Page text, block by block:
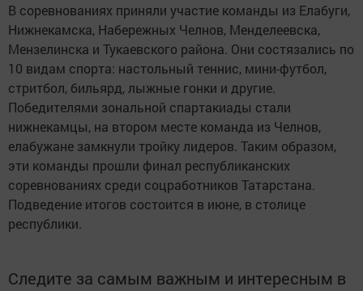
В соревнованиях приняли участие команды из Елабуги,
Нижнекамска, Набережных Челнов, Менделеевска,
Мензелинска и Тукаевского района. Они состязались по
10 видам спорта: настольный теннис, мини-футбол,
стритбол, бильярд, лыжные гонки и другие.
Победителями зональной спартакиады стали
нижнекамцы, на втором месте команда из Челнов,
елабужане замкнули тройку лидеров. Таким образом,
эти команды прошли финал республиканских
соревнованиях среди соцработников Татарстана.
Подведение итогов состоится в июне, в столице
республики.
Следите за самым важным и интересным в